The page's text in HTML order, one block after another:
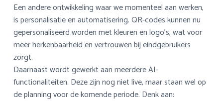
Een andere ontwikkeling waar we momenteel aan werken,
is personalisatie en automatisering. QR-codes kunnen nu
gepersonaliseerd worden met kleuren en logo’s, wat voor
meer herkenbaarheid en vertrouwen bij eindgebruikers
zorgt.
Daarnaast wordt gewerkt aan meerdere AI-
functionaliteiten. Deze zijn nog niet live, maar staan wel op
de planning voor de komende periode. Denk aan: